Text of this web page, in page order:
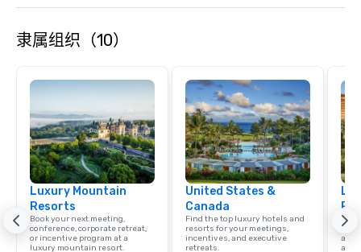
Spanish, and English,
responsible tourism. With experience
across destinations
Miami, Los Angeles,
Las Vegas, Chicago,
New Orleans, we
local expertise, and
ground support to
隶属组织（10）
Luxury Mountain
Resorts
Book your next meeting,
conference, corporate retreat,
or incentive program at a
luxury mountain resort.
United States &
Canada
Find the top luxury hotels and
resorts for your meetings,
incentives, and executive
retreats.
with
and